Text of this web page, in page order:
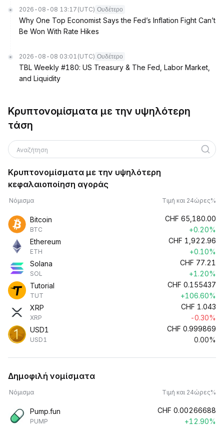
2026-08-08 13:17 (UTC) Ουδέτερο
Why One Top Economist Says the Fed’s Inflation Fight Can’t
Be Won With Rate Hikes
2026-08-08 03:01 (UTC) Ουδέτερο
TBL Weekly #180: US Treasury & The Fed, Labor Market,
and Liquidity
Κρυπτονομίσματα με την υψηλότερη
τάση
Αναζήτηση
Κρυπτονομίσματα με την υψηλότερη
κεφαλαιοποίηση αγοράς
Νόμισμα Τιμή και 24ώρες%
Bitcoin
BTC
CHF 65,180.00
+0.20%
Ethereum
ETH
CHF 1,922.96
+0.10%
Solana
SOL
CHF 77.21
+1.20%
Tutorial
TUT
CHF 0.155437
+106.60%
XRP
XRP
CHF 1.043
-0.30%
USD1
USD1
CHF 0.999869
0.00%
Δημοφιλή νομίσματα
Νόμισμα Τιμή και 24ώρες%
Pump.fun
PUMP
CHF 0.00266688
+12.90%